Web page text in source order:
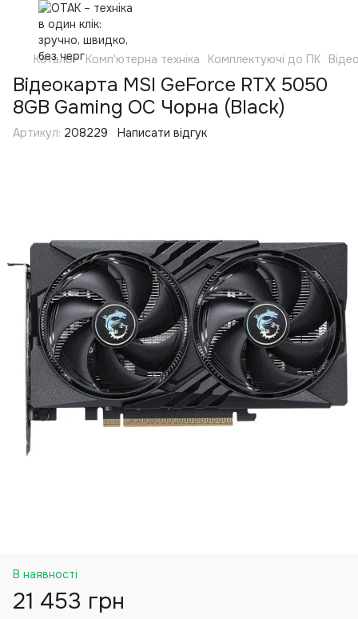
Каталог Комп'ютерна техніка Комплектуючі до ПК
Відеокарта MSI GeForce RTX 5050
8GB Gaming OC Чорна (Black)
Артикул: 208229 Написати відгук
В наявності
21 453 грн